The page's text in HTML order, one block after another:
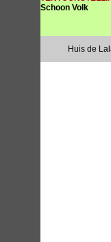
Schoon Volk
Huis de